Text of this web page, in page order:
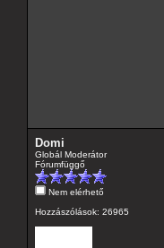
Domi
Globál Moderátor
Fórumfüggő
Nem elérhető
Hozzászólások: 26965